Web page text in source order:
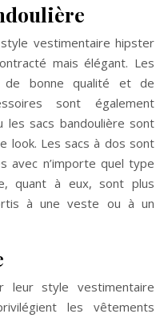
vestimentaire hipster
mais élégant. Les
de bonne qualité et de
sont également
sacs bandoulière sont
look. Les sacs à dos sont
n’importe quel type
quant à eux, sont plus
à une veste ou à un
leur style vestimentaire
les vêtements